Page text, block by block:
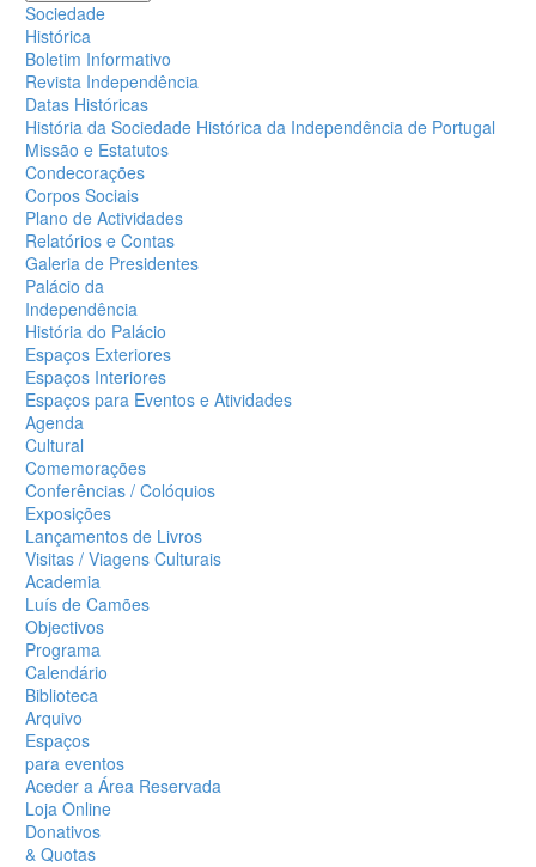
Sociedade
Histórica
Boletim Informativo
Revista Independência
Datas Históricas
História da Sociedade Histórica da Independência de Portugal
Missão e Estatutos
Condecorações
Corpos Sociais
Plano de Actividades
Relatórios e Contas
Galeria de Presidentes
Palácio da
Independência
História do Palácio
Espaços Exteriores
Espaços Interiores
Espaços para Eventos e Atividades
Agenda
Cultural
Comemorações
Conferências / Colóquios
Exposições
Lançamentos de Livros
Visitas / Viagens Culturais
Academia
Luís de Camões
Objectivos
Programa
Calendário
Biblioteca
Arquivo
Espaços
para eventos
Aceder a Área Reservada
Loja Online
Donativos
& Quotas